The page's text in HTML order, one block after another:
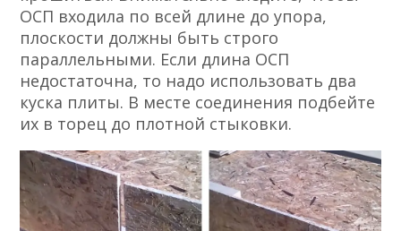
ОСП входила по всей длине до упора,
плоскости должны быть строго
параллельными. Если длина ОСП
недостаточна, то надо использовать два
куска плиты. В месте соединения подбейте
их в торец до плотной стыковки.